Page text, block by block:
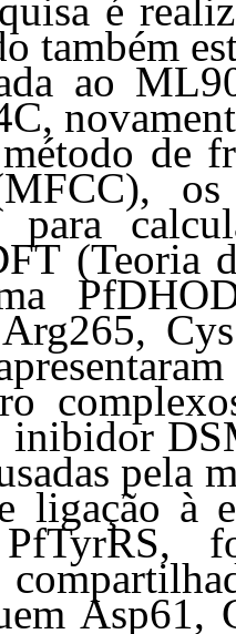
é
também
ao
de
para
(Teoria
inibidor
pela
ligação à